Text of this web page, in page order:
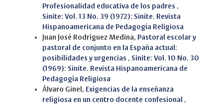
Profesionalidad educativa de los padres ,
Sinite: Vol. 13 No. 39 (1972): Sinite. Revista
Hispanoamericana de Pedagogía Religiosa
Juan José Rodríguez Medina, Pastoral escolar y
pastoral de conjunto en la España actual:
posibilidades y urgencias , Sinite: Vol. 10 No. 30
(1969): Sinite. Revista Hispanoamericana de
Pedagogía Religiosa
Álvaro Ginel, Exigencias de la enseñanza
religiosa en un centro docente confesional ,